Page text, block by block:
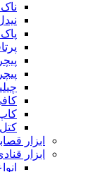
پیچر
ابزار
ابزار